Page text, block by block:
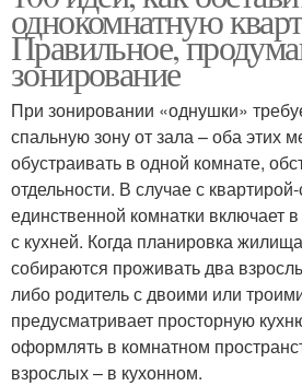
однокомнатную
Правильное,
зонирование
При зонировании «однушки»
спальную зону от зала – оба этих
обустраивать в одной комнате,
отдельности. В случае с
единственной комнатки включает
с кухней. Когда планировка
собираются проживать два
либо родитель с двоими или
предусматривает просторную
оформлять в комнатном
взрослых – в кухонном.